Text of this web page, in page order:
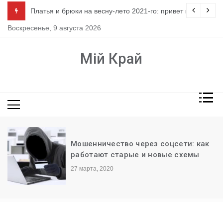
содержимому
Платья и брюки на весну-лето 2021-го: привет из 80-х
Воскресенье, 9 августа 2026
Мій Край
Мошенничество через соцсети: как
работают старые и новые схемы
27 марта, 2020